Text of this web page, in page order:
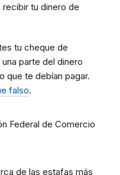
recibir tu dinero de
tu cheque de
parte del dinero
que te debían pagar.
falso.
Federal de Comercio
de las estafas más